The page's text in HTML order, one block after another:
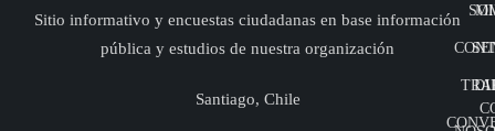
Sitio informativo y encuestas ciudadanas en base información
pública y estudios de nuestra organización
Santiago, Chile